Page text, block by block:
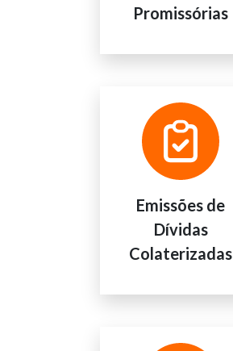
Promissórias
Emissões de
Dívidas
Colaterizadas